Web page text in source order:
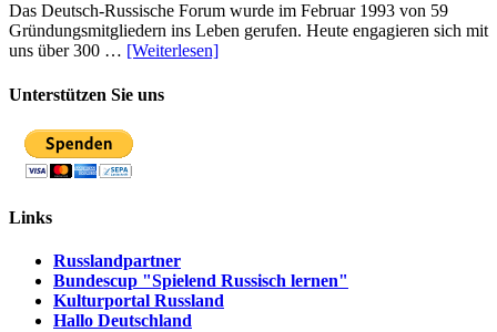
Das Deutsch-Russische Forum wurde im Februar 1993 von 59
Gründungsmitgliedern ins Leben gerufen. Heute engagieren sich mit
uns über 300 … [Weiterlesen]
Unterstützen Sie uns
Links
Russlandpartner
Bundescup "Spielend Russisch lernen"
Kulturportal Russland
Hallo Deutschland